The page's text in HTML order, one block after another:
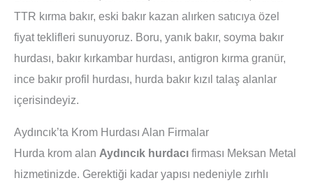
TTR kırma bakır, eski bakır kazan alırken satıcıya özel
fiyat teklifleri sunuyoruz. Boru, yanık bakır, soyma bakır
hurdası, bakır kırkambar hurdası, antigron kırma granür,
ince bakır profil hurdası, hurda bakır kızıl talaş alanlar
içerisindeyiz.
Aydıncık’ta Krom Hurdası Alan Firmalar
Hurda krom alan Aydıncık hurdacı firması Meksan Metal
hizmetinizde. Gerektiği kadar yapısı nedeniyle zırhlı